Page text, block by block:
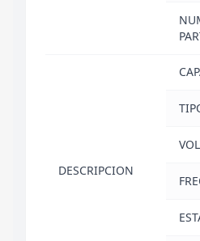
DESCRIPCION